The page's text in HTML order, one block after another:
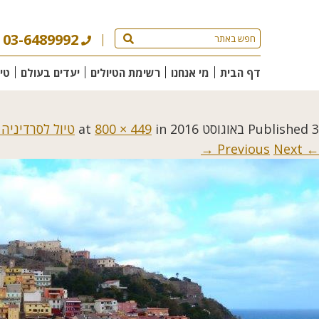
03-6489992
דף הבית מי אנחנו רשימת הטיולים יעדים בעולם
Published 3 באוגוסט 2016 800 × 449 in
טיול
← Previous
Next →